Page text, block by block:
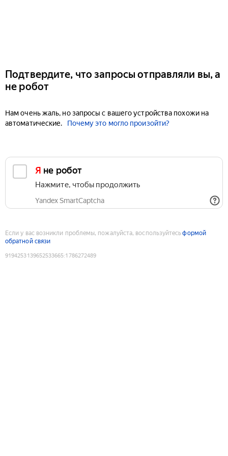
Подтвердите, что запросы отправляли вы, а
не робот
Нам очень жаль, но запросы с вашего устройства похожи на
автоматические.
Почему это могло произойти?
Я не робот
Нажмите, чтобы продолжить
Yandex SmartCaptcha
Если у вас возникли проблемы, пожалуйста, воспользуйтесьформой
обратной связи
9194253139652533665:1786272489